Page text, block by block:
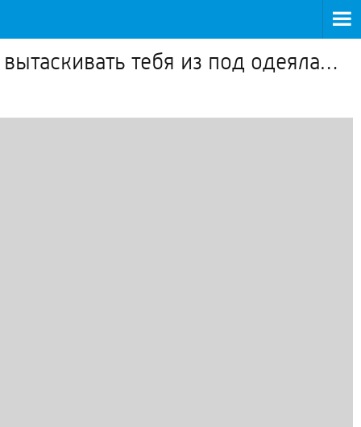
тебя из под одеяла…